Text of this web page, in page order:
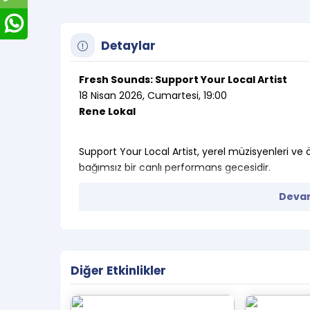
Detaylar
Fresh Sounds: Support Your Local Artist
18 Nisan 2026, Cumartesi, 19:00
Rene Lokal
Support Your Local Artist, yerel müzisyenleri
bağımsız bir canlı performans gecesidir.
Bu etkinlikte sahne alan sanatçılar kendi
üreten sanatçıları desteklemek
ve gerçek bir müzik topluluğu inşa etmek.
•Sanatçı bilgileri:
Diğer Etkinlikler